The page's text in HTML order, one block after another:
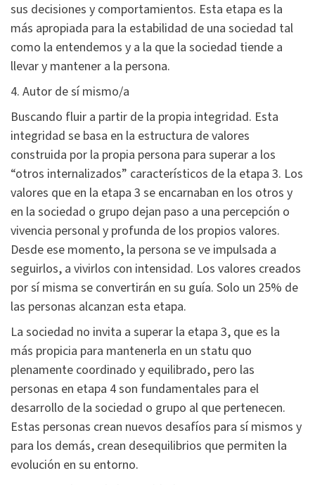
sus decisiones y comportamientos. Esta etapa es la
más apropiada para la estabilidad de una sociedad tal
como la entendemos y a la que la sociedad tiende a
llevar y mantener a la persona.
4. Autor de sí mismo/a
Buscando fluir a partir de la propia integridad. Esta
integridad se basa en la estructura de valores
construida por la propia persona para superar a los
“otros internalizados” característicos de la etapa 3. Los
valores que en la etapa 3 se encarnaban en los otros y
en la sociedad o grupo dejan paso a una percepción o
vivencia personal y profunda de los propios valores.
Desde ese momento, la persona se ve impulsada a
seguirlos, a vivirlos con intensidad. Los valores creados
por sí misma se convertirán en su guía. Solo un 25% de
las personas alcanzan esta etapa.
La sociedad no invita a superar la etapa 3, que es la
más propicia para mantenerla en un statu quo
plenamente coordinado y equilibrado, pero las
personas en etapa 4 son fundamentales para el
desarrollo de la sociedad o grupo al que pertenecen.
Estas personas crean nuevos desafíos para sí mismos y
para los demás, crean desequilibrios que permiten la
evolución en su entorno.